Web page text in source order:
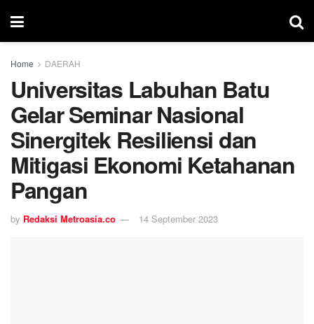
Home DAERAH
Universitas Labuhan Batu
Gelar Seminar Nasional
Sinergitek Resiliensi dan
Mitigasi Ekonomi Ketahanan
Pangan
by Redaksi Metroasia.co 14 September 2023